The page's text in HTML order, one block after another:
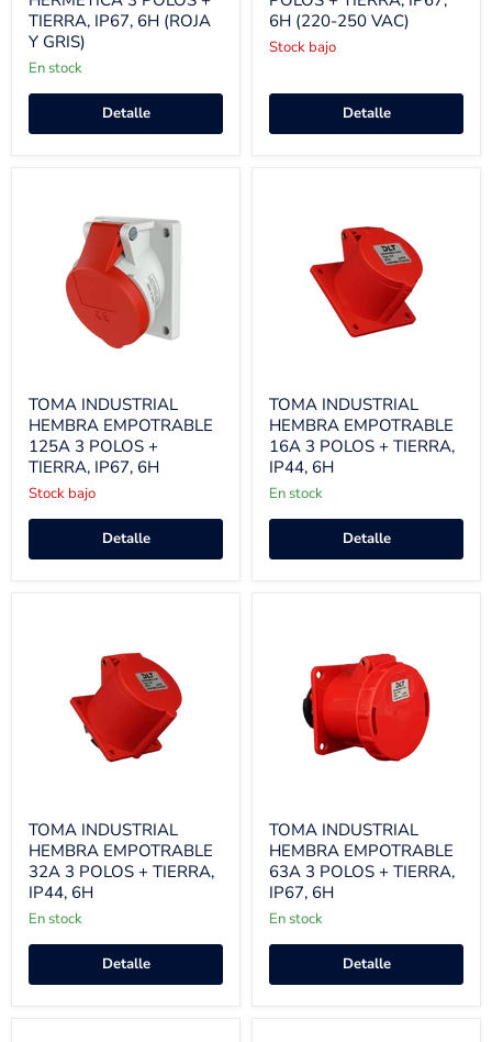
TIERRA, IP67, 6H (ROJA
Y GRIS)
En stock
Detalle
6H (220-250 VAC)
Stock bajo
Detalle
TOMA INDUSTRIAL
HEMBRA EMPOTRABLE
125A 3 POLOS +
TIERRA, IP67, 6H
Stock bajo
Detalle
TOMA INDUSTRIAL
HEMBRA EMPOTRABLE
16A 3 POLOS + TIERRA,
IP44, 6H
En stock
Detalle
TOMA INDUSTRIAL
HEMBRA EMPOTRABLE
32A 3 POLOS + TIERRA,
IP44, 6H
En stock
Detalle
TOMA INDUSTRIAL
HEMBRA EMPOTRABLE
63A 3 POLOS + TIERRA,
IP67, 6H
En stock
Detalle